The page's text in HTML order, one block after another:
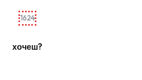
1624
хочеш?